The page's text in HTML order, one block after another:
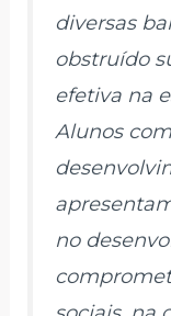
diversas
obstruído
efetiva na
Alunos
no